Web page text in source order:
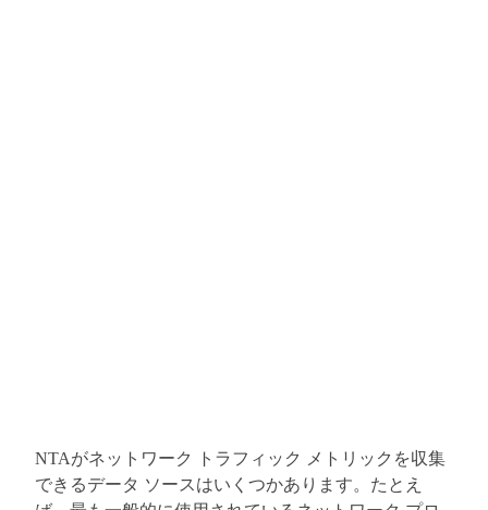
NTAがネットワーク トラフィック メトリックを収集
できるデータ ソースはいくつかあります。たとえ